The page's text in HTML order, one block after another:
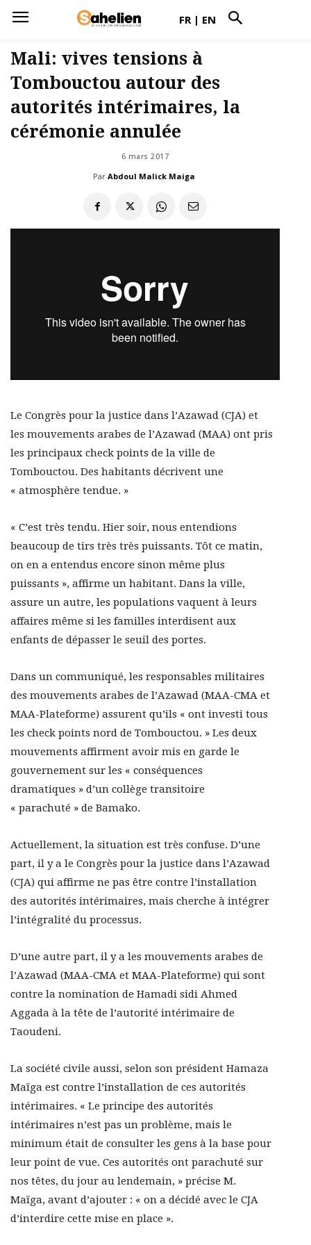
FR | EN
Mali: vives tensions à
Tombouctou autour des
autorités intérimaires, la
cérémonie annulée
6 mars 2017
Par Abdoul Malick Maiga
Le Congrès pour la justice dans l’Azawad (CJA) et
les mouvements arabes de l’Azawad (MAA) ont pris
les principaux check points de la ville de
Tombouctou. Des habitants décrivent une
« atmosphère tendue. »
« C’est très tendu. Hier soir, nous entendions
beaucoup de tirs très très puissants. Tôt ce matin,
on en a entendus encore sinon même plus
puissants », affirme un habitant. Dans la ville,
assure un autre, les populations vaquent à leurs
affaires même si les familles interdisent aux
enfants de dépasser le seuil des portes.
Dans un communiqué, les responsables militaires
des mouvements arabes de l’Azawad (MAA-CMA et
MAA-Plateforme) assurent qu’ils « ont investi tous
les check points nord de Tombouctou. » Les deux
mouvements affirment avoir mis en garde le
gouvernement sur les « conséquences
dramatiques » d’un collège transitoire
« parachuté » de Bamako.
Actuellement, la situation est très confuse. D’une
part, il y a le Congrès pour la justice dans l’Azawad
(CJA) qui affirme ne pas être contre l’installation
des autorités intérimaires, mais cherche à intégrer
l’intégralité du processus.
D’une autre part, il y a les mouvements arabes de
l’Azawad (MAA-CMA et MAA-Plateforme) qui sont
contre la nomination de Hamadi sidi Ahmed
Aggada à la tête de l’autorité intérimaire de
Taoudeni.
La société civile aussi, selon son président Hamaza
Maïga est contre l’installation de ces autorités
intérimaires. « Le principe des autorités
intérimaires n’est pas un problème, mais le
minimum était de consulter les gens à la base pour
leur point de vue. Ces autorités ont parachuté sur
nos têtes, du jour au lendemain, » précise M.
Maïga, avant d’ajouter : « on a décidé avec le CJA
d’interdire cette mise en place ».